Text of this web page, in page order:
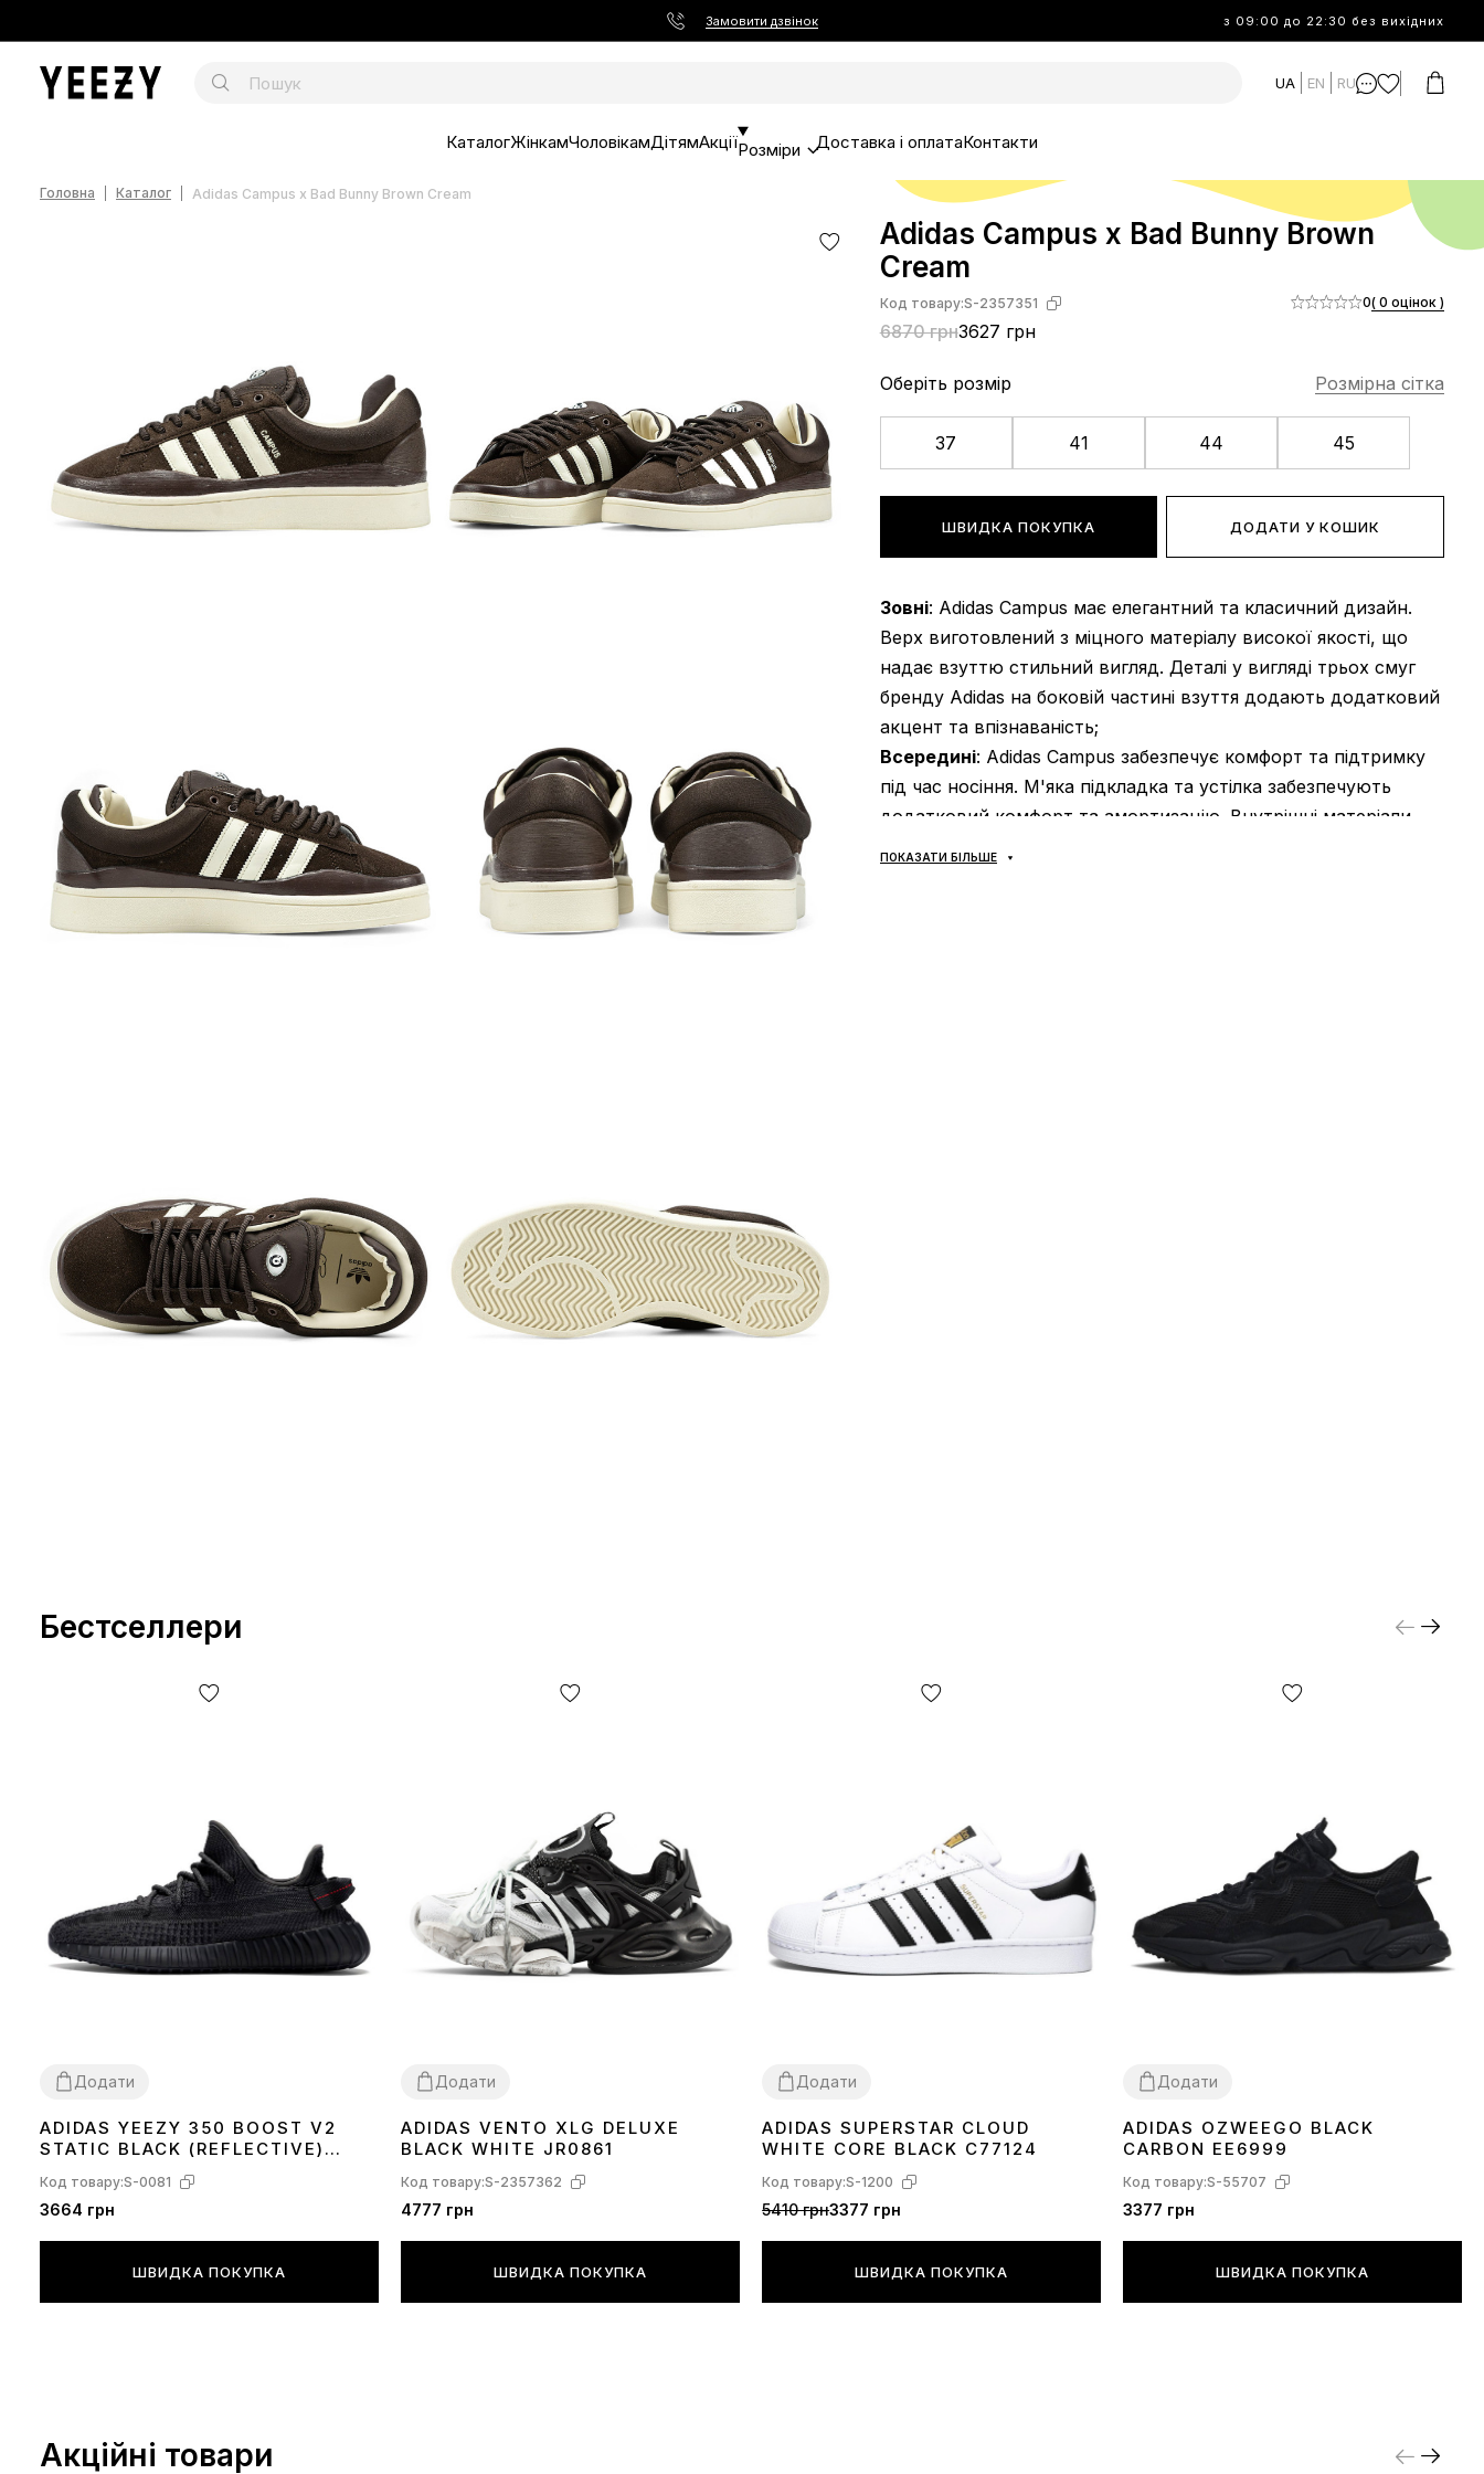
Замовити дзвінок з 09:00 до 22:30 без вихідних
UA EN RU
КаталогЖінкамЧоловікамДітямАкціїРозміри Доставка і оплатаКонтакти
Головна Каталог Adidas Campus x Bad Bunny Brown Cream
Adidas Campus x Bad Bunny Brown
Cream
Код товару:S-2357351
6870 грн3627 грн
0( 0 оцінок )
Оберіть розмір Розмірна сітка
37 41 44 45
ШВИДКА ПОКУПКА ДОДАТИ У КОШИК
Зовні: Adidas Campus має елегантний та класичний дизайн.
Верх виготовлений з міцного матеріалу високої якості, що
надає взуттю стильний вигляд. Деталі у вигляді трьох смуг
бренду Adidas на боковій частині взуття додають додатковий
акцент та впізнаваність;
Всередині: Adidas Campus забезпечує комфорт та підтримку
під час носіння. М'яка підкладка та устілка забезпечують
додатковий комфорт та амортизацію. Внутрішні матеріали
на фото, оскільки виробник може змінювати БЕЗ
ПОПЕРЕДЖЕННЯ, у тому числі, але не виключно — дизайн,
комплектацію, виробничний цикл та інше, залежно від багатьох
факторів, у тому числі, але не виключно — від партії, року
випуску, країни виробника тощо!
ПОКАЗАТИ БІЛЬШЕ
Бестселлери
Додати
36 3738 39 404142 43 4445
ADIDAS YEEZY 350 BOOST V2
STATIC BLACK (REFLECTIVE)
Код товару:S-0081
3664 грн
ШВИДКА ПОКУПКА
Додати
36 3738 39 4041424344
ADIDAS VENTO XLG DELUXE
BLACK WHITE JR0861
Код товару:S-2357362
4777 грн
ШВИДКА ПОКУПКА
Додати
36 3738 40 41 424344 45
ADIDAS SUPERSTAR CLOUD
WHITE CORE BLACK C77124
Код товару:S-1200
5410 грн3377 грн
ШВИДКА ПОКУПКА
Додати
36 3738 39404344 45
ADIDAS OZWEEGO BLACK
CARBON EE6999
Код товару:S-55707
3377 грн
ШВИДКА ПОКУПКА
Акційні товари